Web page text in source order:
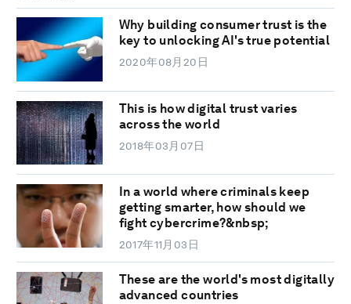
Why building consumer trust is the
key to unlocking AI's true potential
2020年08月20日
This is how digital trust varies
across the world
2018年03月07日
In a world where criminals keep
getting smarter, how should we
fight cybercrime?&nbsp;
2017年11月03日
These are the world's most digitally
advanced countries